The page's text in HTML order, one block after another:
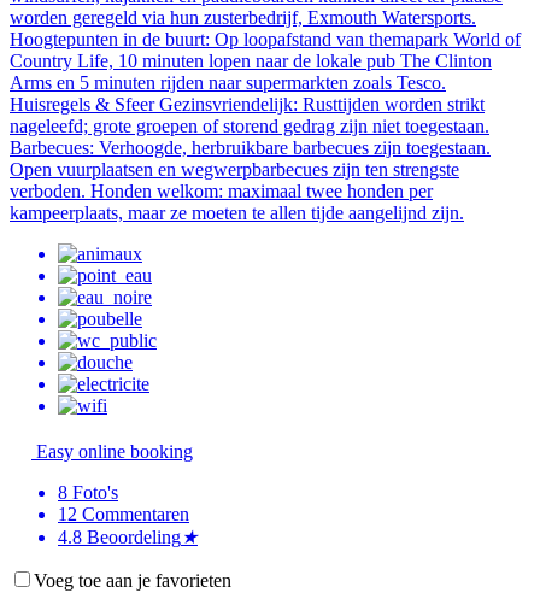
worden geregeld via hun zusterbedrijf, Exmouth Watersports.
Hoogtepunten in de buurt: Op loopafstand van themapark World of
Country Life, 10 minuten lopen naar de lokale pub The Clinton
Arms en 5 minuten rijden naar supermarkten zoals Tesco.
Huisregels & Sfeer Gezinsvriendelijk: Rusttijden worden strikt
nageleefd; grote groepen of storend gedrag zijn niet toegestaan.
Barbecues: Verhoogde, herbruikbare barbecues zijn toegestaan.
Open vuurplaatsen en wegwerpbarbecues zijn ten strengste
verboden. Honden welkom: maximaal twee honden per
kampeerplaats, maar ze moeten te allen tijde aangelijnd zijn.
Easy online booking
8 Foto's
12 Commentaren
4.8 Beoordeling★
Voeg toe aan je favorieten